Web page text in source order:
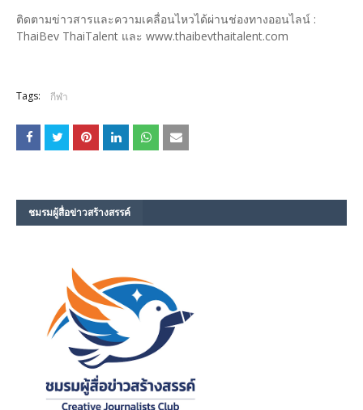
ติดตามข่าวสารและความเคลื่อนไหวได้ผ่านช่องทางออนไลน์ :
ThaiBev ThaiTalent และ www.thaibevthaitalent.com
Tags: กีฬา
ชมรม​ผู้สื่อข่าวสร้างสรรค์​